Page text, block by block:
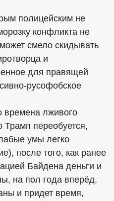
полицейским не
конфликта не
смело скидывать
и
для правящей
русофобское
времена лживого
Трамп переобуется,
умы легко
после того, как ранее
Байдена деньги и
на пол года вперёд,
и придет время,